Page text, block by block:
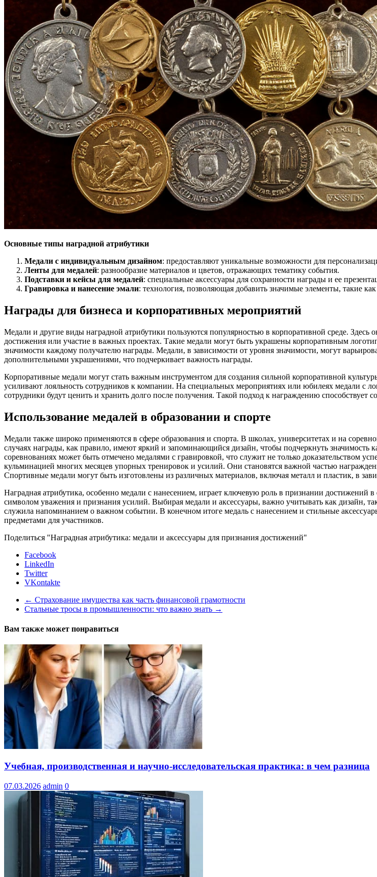
Основные типы наградной атрибутики
Медали с индивидуальным дизайном: предоставляют уникальные возможности для
Ленты для медалей: разнообразие материалов и цветов, отражающих тематику события.
Подставки и кейсы для медалей: специальные аксессуары для сохранности награды и ее
Гравировка и нанесение эмали: технология, позволяющая добавить значимые элементы, такие
Награды для бизнеса и корпоративных мероприятий
Медали и другие виды наградной атрибутики пользуются популярностью в корпоративной среде.
достижения или участие в важных проектах. Такие медали могут быть украшены корпоративным
значимости каждому получателю награды. Медали, в зависимости от уровня значимости, могут
дополнительными украшениями, что подчеркивает важность награды.
Корпоративные медали могут стать важным инструментом для создания сильной корпоративной
усиливают лояльность сотрудников к компании. На специальных мероприятиях или юбилеях медали с
сотрудники будут ценить и хранить долго после получения. Такой подход к награждению
Использование медалей в образовании и спорте
Медали также широко применяются в сфере образования и спорта. В школах, университетах и на
случаях награды, как правило, имеют яркий и запоминающийся дизайн, чтобы подчеркнуть
соревнованиях может быть отмечено медалями с гравировкой, что служит не только доказательством
кульминацией многих месяцев упорных тренировок и усилий. Они становятся важной частью
Спортивные медали могут быть изготовлены из различных материалов, включая металл и пластик, в
Наградная атрибутика, особенно медали с нанесением, играет ключевую роль в признании
символом уважения и признания усилий. Выбирая медали и аксессуары, важно учитывать как дизайн,
служила напоминанием о важном событии. В конечном итоге медаль с нанесением и стильные
предметами для участников.
Поделиться "Наградная атрибутика: медали и аксессуары для признания достижений"
Facebook
LinkedIn
Twitter
VKontakte
← Страхование имущества как часть финансовой грамотности
Стальные тросы в промышленности: что важно знать →
Вам также может понравиться
Учебная, производственная и научно-исследовательская практика: в чем разница
07.03.2026 admin 0